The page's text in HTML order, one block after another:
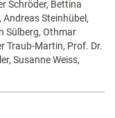
Schröder, Bettina
Steinhübel,
Sülberg, Othmar
Traub-Martin, Prof. Dr.
Susanne Weiss,